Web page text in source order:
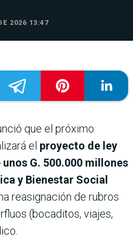
2026 13:47
que el próximo
el proyecto de ley
G. 500.000 millones
y Bienestar Social
reasignación de rubros
(bocaditos, viajes,